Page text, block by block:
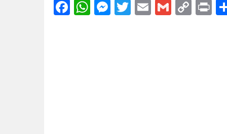
Facebook
WhatsApp
Messenger
Twitter
EmailGmail